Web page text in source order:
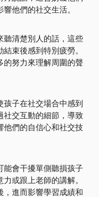
他們的社交生活。
聽清楚別人的話，這些
束後感到特別疲勞。
的努力來理解周圍的聲
子在社交場合中感到
社交互動的細節，導致
他們的自信心和社交技
能會干擾單側聽損孩子
或跟上老師的講解。
，進而影響學習成績和